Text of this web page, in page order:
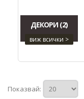
ДЕКОРИ(2)
виж всички >
Показвай: